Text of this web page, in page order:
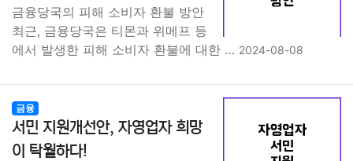
금융당국의 피해 소비자 환불 방안
최근, 금융당국은 티몬과 위메프 등
에서 발생한 피해 소비자 환불에 대한 … 2024-08-08
금융
서민 지원개선안, 자영업자 희망
이 탁월하다!